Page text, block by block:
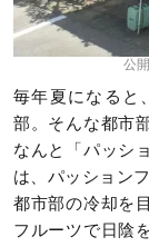
公
毎年夏になると
部。そんな都市
なんと「パッシ
は、パッション
都市部の冷却を
フルーツで日陰